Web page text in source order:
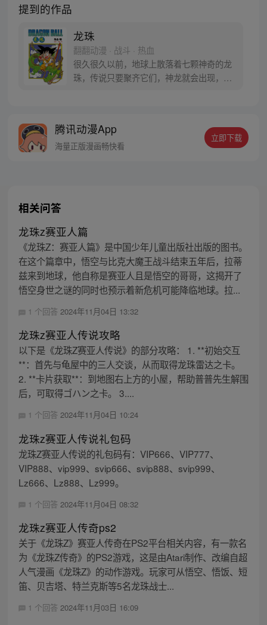
提到的作品
龙珠
翻翻动漫 · 战斗 · 热血
很久很久以前，地球上散落着七颗神奇的龙
珠，传说只要聚齐它们，神龙就会出现，并
腾讯动漫App
海量正版漫画畅快看
立即下载
相关问答
龙珠z赛亚人篇
《龙珠Z：赛亚人篇》是中国少年儿童出版社出版的图书。
在这个篇章中，悟空与比克大魔王战斗结束五年后，拉蒂
兹来到地球，他自称是赛亚人且是悟空的哥哥，这揭开了
悟空身世之谜的同时也预示着新危机可能降临地球。拉...
1 个回答 2024年11月04日 13:32
龙珠z赛亚人传说攻略
以下是《龙珠Z赛亚人传说》的部分攻略： 1. **初始交互
**：首先与龟屋中的三人交谈，从而取得龙珠雷达之卡。
2. **卡片获取**：到地图右上方的小屋，帮助普普先生解围
后，可取得ゴハン之卡。 3....
1 个回答 2024年11月04日 10:24
龙珠z赛亚人传说礼包码
龙珠Z赛亚人传说的礼包码有：VIP666、VIP777、
VIP888、vip999、svip666、svip888、svip999、
Lz666、Lz888、Lz999。
1 个回答 2024年11月04日 08:32
龙珠z赛亚人传奇ps2
关于《龙珠Z》赛亚人传奇在PS2平台相关内容，有一款名
为《龙珠Z传奇》的PS2游戏，这是由Atari制作、改编自超
人气漫画《龙珠Z》的动作游戏。玩家可从悟空、悟饭、短
笛、贝吉塔、特兰克斯等5名龙珠战士...
1 个回答 2024年11月03日 16:09